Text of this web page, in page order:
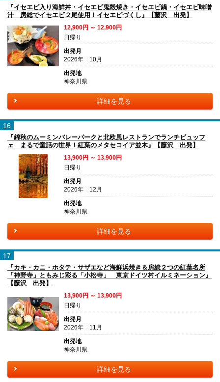
『イセエビ入り海鮮丼・イセエビ鬼殻焼き・イセエビ鍋・イセエビ味噌
汁 房総でイセエビ２尾使用！イセエビづくし』【藤沢 出発】
12,900円 ～ 12,900円
日帰り
出発月
2026年 10月
出発地
神奈川県
詳細を見る
16
『錦秋のムーミンバレーパークと北欧風レストランでランチビュッフ
ェ まるで童話の世界！紅葉のメタセコイア並木』【藤沢 出発】
13,900円 ～ 13,900円
日帰り
出発月
2026年 12月
出発地
神奈川県
詳細を見る
17
『カキ・カニ・ホタテ・サザエなど海鮮浜焼き＆房総２つの紅葉名所
「神野寺」ともみじ彩る「小松寺」 東京ドイツ村イルミネーション』
【藤沢 出発】
13,900円 ～ 13,900円
日帰り
出発月
2026年 11月
出発地
神奈川県
詳細を見る